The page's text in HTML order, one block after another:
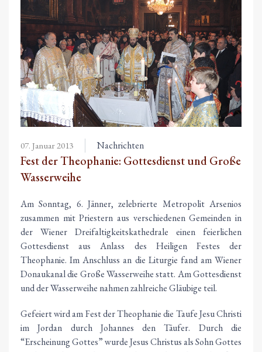
07. Januar 2013 Nachrichten
Fest der Theophanie: Gottesdienst und Große
Wasserweihe
Am Sonntag, 6. Jänner, zelebrierte Metropolit Arsenios
zusammen mit Priestern aus verschiedenen Gemeinden in
der Wiener Dreifaltigkeitskathedrale einen feierlichen
Gottesdienst aus Anlass des Heiligen Festes der
Theophanie. Im Anschluss an die Liturgie fand am Wiener
Donaukanal die Große Wasserweihe statt. Am Gottesdienst
und der Wasserweihe nahmen zahlreiche Gläubige teil.
Gefeiert wird am Fest der Theophanie die Taufe Jesu Christi
im Jordan durch Johannes den Täufer. Durch die
“Erscheinung Gottes” wurde Jesus Christus als Sohn Gottes